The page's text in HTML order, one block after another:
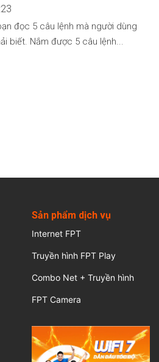
đọc 5 câu lệnh mà người dùng
biết. Nắm được 5 câu lệnh...
Sản phẩm dịch vụ
Internet FPT
Truyền hình FPT Play
Combo Net + Truyền hình
FPT Camera